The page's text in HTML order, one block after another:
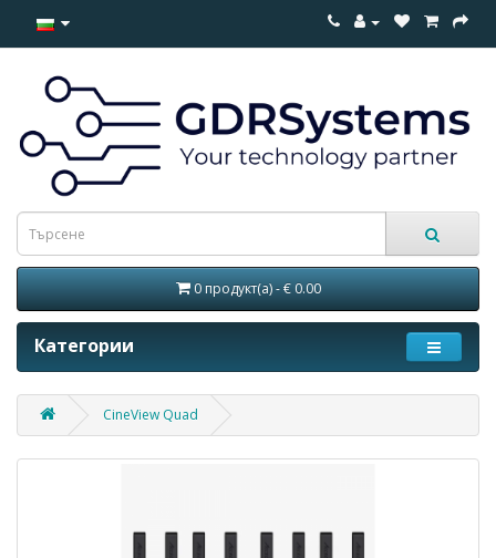
0 продукт(а) - € 0.00
Категории
CineView Quad